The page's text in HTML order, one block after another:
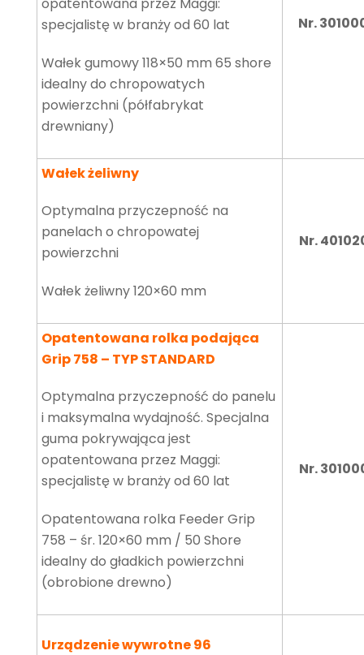
opatentowana przez Maggi:
specjalistę w branży od 60 lat
Wałek gumowy 118×50 mm 65 shore
idealny do chropowatych
powierzchni (półfabrykat
drewniany)
Nr.
Wałek żeliwny
Optymalna przyczepność na
panelach o chropowatej
powierzchni
Wałek żeliwny 120×60 mm
Nr.
Opatentowana rolka podająca
Grip 758 – TYP STANDARD
Optymalna przyczepność do panelu
i maksymalna wydajność. Specjalna
guma pokrywająca jest
opatentowana przez Maggi:
specjalistę w branży od 60 lat
Opatentowana rolka Feeder Grip
758 – śr. 120×60 mm / 50 Shore
idealny do gładkich powierzchni
(obrobione drewno)
Nr.
Urządzenie wywrotne 96